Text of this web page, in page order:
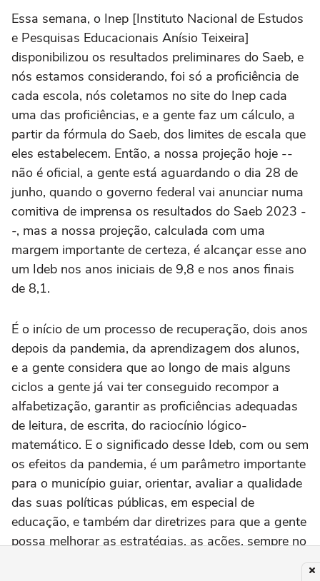
Essa semana, o Inep [Instituto Nacional de Estudos
e Pesquisas Educacionais Anísio Teixeira]
disponibilizou os resultados preliminares do Saeb, e
nós estamos considerando, foi só a proficiência de
cada escola, nós coletamos no site do Inep cada
uma das proficiências, e a gente faz um cálculo, a
partir da fórmula do Saeb, dos limites de escala que
eles estabelecem. Então, a nossa projeção hoje --
não é oficial, a gente está aguardando o dia 28 de
junho, quando o governo federal vai anunciar numa
comitiva de imprensa os resultados do Saeb 2023 -
-, mas a nossa projeção, calculada com uma
margem importante de certeza, é alcançar esse ano
um Ideb nos anos iniciais de 9,8 e nos anos finais
de 8,1.
É o início de um processo de recuperação, dois anos
depois da pandemia, da aprendizagem dos alunos,
e a gente considera que ao longo de mais alguns
ciclos a gente já vai ter conseguido recompor a
alfabetização, garantir as proficiências adequadas
de leitura, de escrita, do raciocínio lógico-
matemático. E o significado desse Ideb, com ou sem
os efeitos da pandemia, é um parâmetro importante
para o município guiar, orientar, avaliar a qualidade
das suas políticas públicas, em especial de
educação, e também dar diretrizes para que a gente
possa melhorar as estratégias, as ações, sempre no